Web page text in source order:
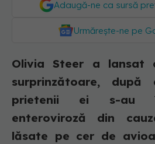
Adaugă-ne ca sursă
Urmărește-ne pe
Olivia Steer a lansat
surprinzătoare,
prietenii ei s-au
enteroviroză din
lăsate pe cer de